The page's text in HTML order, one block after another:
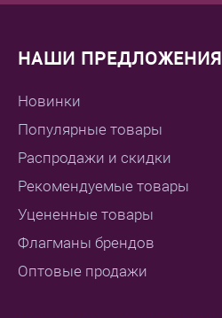
НАШИ ПРЕДЛОЖЕНИЯ
Новинки
Популярные товары
Распродажи и скидки
Рекомендуемые товары
Уцененные товары
Флагманы брендов
Оптовые продажи